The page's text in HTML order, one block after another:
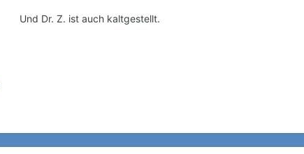
Und Dr. Z. ist auch kaltgestellt.